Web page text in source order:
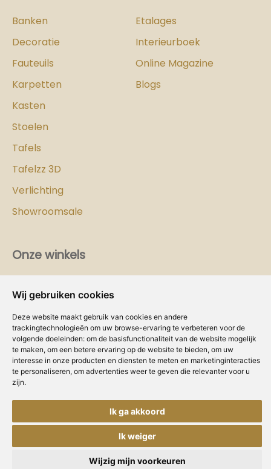
Wij gebruiken cookies
Deze website maakt gebruik van cookies en andere
trackingtechnologieën om uw browse-ervaring te verbeteren voor de
volgende doeleinden: om de basisfunctionaliteit van de website mogelijk
te maken, om een betere ervaring op de website te bieden, om uw
interesse in onze producten en diensten te meten en marketinginteracties
te personaliseren, om advertenties weer te geven die relevanter voor u
zijn.
Ik ga akkoord
Ik weiger
Wijzig mijn voorkeuren
Banken
Decoratie
Fauteuils
Karpetten
Kasten
Stoelen
Tafels
Tafelzz 3D
Verlichting
Showroomsale
Etalages
Interieurboek
Online Magazine
Blogs
Onze winkels
Dealer worden?
Volg ons
Copyright © Concepts & Companies BV.
Alle rechten voorbehouden.
Privacybeleid|Disclaimer| Cookies